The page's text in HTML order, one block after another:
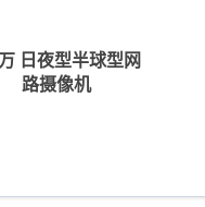
日夜型半球型网
路摄像机